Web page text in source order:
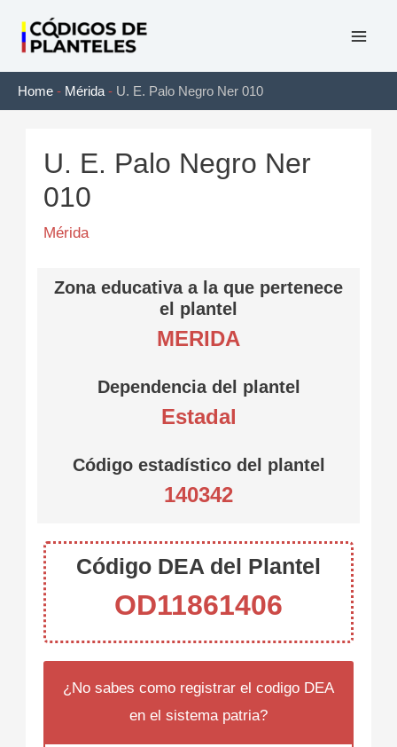
contenido
Home - Mérida - U. E. Palo Negro Ner 010
U. E. Palo Negro Ner
010
Mérida
Zona educativa a la que pertenece
el plantel
MERIDA
Dependencia del plantel
Estadal
Código estadístico del plantel
140342
Código DEA del Plantel
OD11861406
¿No sabes como registrar el codigo DEA
en el sistema patria?